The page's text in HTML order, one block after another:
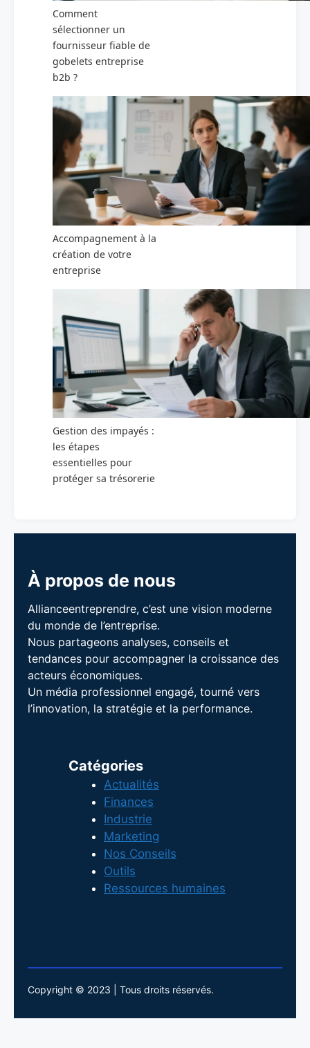
Comment
sélectionner un
fournisseur fiable de
gobelets entreprise
b2b ?
Accompagnement à la
création de votre
entreprise
Gestion des impayés :
les étapes
essentielles pour
protéger sa trésorerie
À propos de nous
Allianceentreprendre, c’est une vision moderne
du monde de l’entreprise.
Nous partageons analyses, conseils et
tendances pour accompagner la croissance des
acteurs économiques.
Un média professionnel engagé, tourné vers
l’innovation, la stratégie et la performance.
Catégories
Actualités
Finances
Industrie
Marketing
Nos Conseils
Outils
Ressources humaines
Copyright © 2023 | Tous droits réservés.